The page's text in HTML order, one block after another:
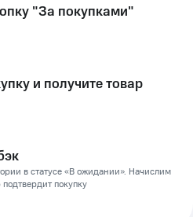
"За покупками"
и получите товар
в статусе «В ожидании». Начислим
покупку